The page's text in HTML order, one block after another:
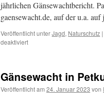
jährlichen Gänsewachtbericht.
gaensewacht.de, auf der u.a.
Veröffentlicht unterJagd, Naturschutz |
deaktiviertfür
Jägern
„gekapert“
Gänsewacht in
Veröffentlicht am 24. Januar 2023 von